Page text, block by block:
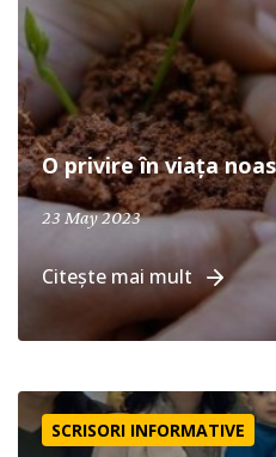
O privire în viața
23 May 2023April 19, 2024
Citește mai mult
Mai înainte ca să-I cereți
SCRISORI INFORMATIVE